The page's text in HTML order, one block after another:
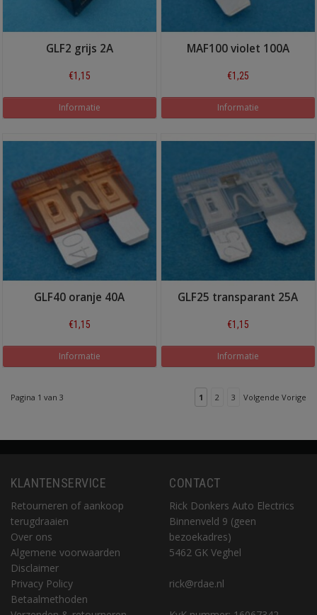
GLF2 grijs 2A
€1,15
Informatie
MAF100 violet 100A
€1,25
Informatie
GLF40 oranje 40A
€1,15
Informatie
GLF25 transparant 25A
€1,15
Informatie
Pagina 1 van 3 1 2 3 Volgende Vorige
KLANTENSERVICE
Retourneren of aankoop
terugdraaien
Over ons
Algemene voorwaarden
Disclaimer
Privacy Policy
Betaalmethoden
CONTACT
Rick Donkers Auto Electrics
Binnenveld 9 (geen
bezoekadres)
5462 GK Veghel
rick@rdae.nl